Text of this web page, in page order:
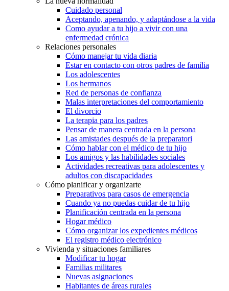
Cuidado personal
Aceptando, apenando, y adaptándose a la vida
Como ayudar a tu hijo a vivir con una
enfermedad crónica
Relaciones personales
Cómo manejar tu vida diaria
Estar en contacto con otros padres de familia
Los adolescentes
Los hermanos
Red de personas de confianza
Malas interpretaciones del comportamiento
El divorcio
La terapia para los padres
Pensar de manera centrada en la persona
Las amistades después de la preparatori
Cómo hablar con el médico de tu hijo
Los amigos y las habilidades sociales
Actividades recreativas para adolescentes y
adultos con discapacidades
Cómo planificar y organizarte
Preparativos para casos de emergencia
Cuando ya no puedas cuidar de tu hijo
Planificación centrada en la persona
Hogar médico
Cómo organizar los expedientes médicos
El registro médico electrónico
Vivienda y situaciones familiares
Modificar tu hogar
Familias militares
Nuevas asignaciones
Habitantes de áreas rurales